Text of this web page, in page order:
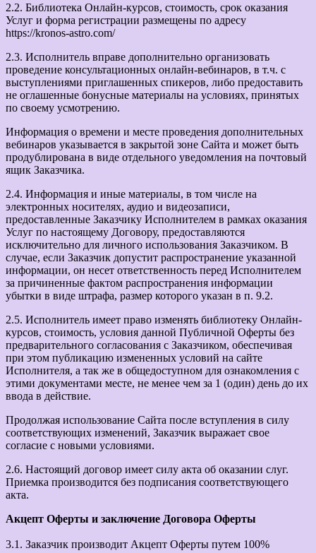
2.2. Библиотека Онлайн-курсов, стоимость, срок оказания
Услуг и форма регистрации размещены по адресу
https://kronos-astro.com/
2.3. Исполнитель вправе дополнительно организовать
проведение консультационных онлайн-вебинаров, в т.ч. с
выступлениями приглашенных спикеров, либо предоставить
не оглашенные бонусные материалы на условиях, принятых
по своему усмотрению.
Информация о времени и месте проведения дополнительных
вебинаров указывается в закрытой зоне Сайта и может быть
продублирована в виде отдельного уведомления на почтовый
ящик Заказчика.
2.4. Информация и иные материалы, в том числе на
электронных носителях, аудио и видеозаписи,
предоставленные Заказчику Исполнителем в рамках оказания
Услуг по настоящему Договору, предоставляются
исключительно для личного использования Заказчиком. В
случае, если Заказчик допустит распространение указанной
информации, он несет ответственность перед Исполнителем
за причиненные фактом распространения информации
убытки в виде штрафа, размер которого указан в п. 9.2.
2.5. Исполнитель имеет право изменять библиотеку Онлайн-
курсов, стоимость, условия данной Публичной Оферты без
предварительного согласования с Заказчиком, обеспечивая
при этом публикацию измененных условий на сайте
Исполнителя, а так же в общедоступном для ознакомления с
этими документами месте, не менее чем за 1 (один) день до их
ввода в действие.
Продолжая использование Сайта после вступления в силу
соответствующих изменений, Заказчик выражает свое
согласие с новыми условиями.
2.6. Настоящий договор имеет силу акта об оказании слуг.
Приемка производится без подписания соответствующего
акта.
Акцепт Оферты и заключение Договора Оферты
3.1. Заказчик производит Акцепт Оферты путем 100%